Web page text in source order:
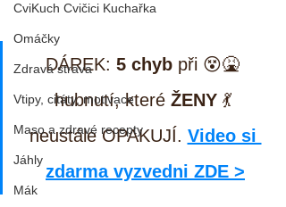
CviKuch Cvičici Kuchařka
Omáčky
Zdravá strava
Vtipy, citáty, motivace
Maso a zdravé recepty
Jáhly
Mák
DÁREK: 5 chyb při 😵🤮
hubnutí, které ŽENY 💃
neustále OPAKUJÍ. Video si
zdarma vyzvedni ZDE >